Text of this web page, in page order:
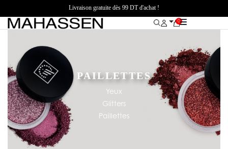
Livraison gratuite dès 99 DT d'achat !
0
PAILLETTES
Yeux
Glitters
Paillettes